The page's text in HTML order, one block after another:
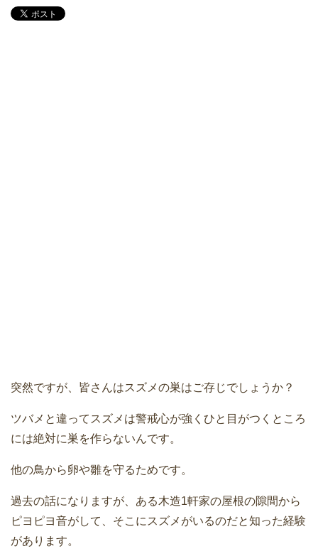
突然ですが、皆さんはスズメの巣はご存じでしょうか？
ツバメと違ってスズメは警戒心が強くひと目がつくところ
には絶対に巣を作らないんです。
他の鳥から卵や雛を守るためです。
過去の話になりますが、ある木造1軒家の屋根の隙間から
ピヨピヨ音がして、そこにスズメがいるのだと知った経験
があります。